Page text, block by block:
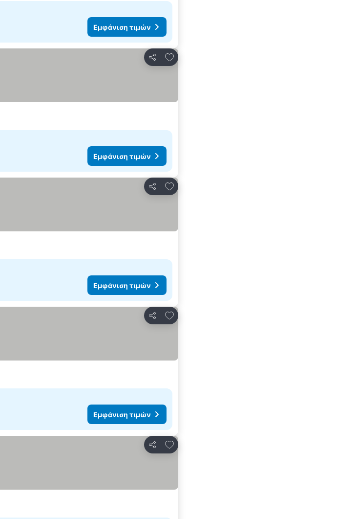
Εμφάνιση τιμών
Κοινοποίηση
Προσθήκη στα αγαπημένα
Εμφάνιση τιμών
Κοινοποίηση
Προσθήκη στα αγαπημένα
Εμφάνιση τιμών
Κοινοποίηση
Προσθήκη στα αγαπημένα
Εμφάνιση τιμών
Κοινοποίηση
Προσθήκη στα αγαπημένα